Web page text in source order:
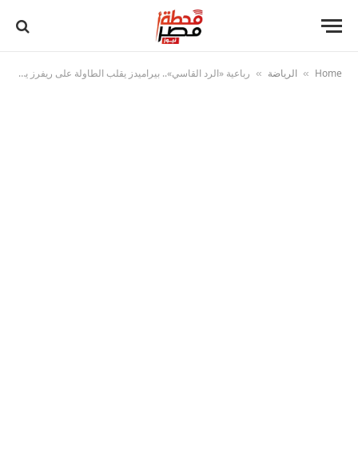
Home
» الرياضة » رباعية «الرد القاسي».. بيراميدز يقلب الطاولة على ريفرز يونايتد في ليلة تألق البدلاء